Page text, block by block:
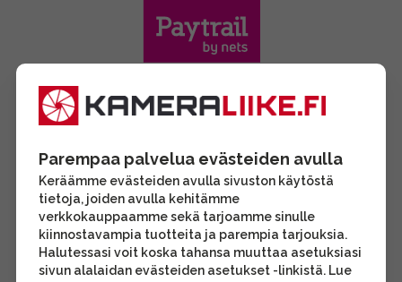
Parempaa palvelua evästeiden avulla
Keräämme evästeiden avulla sivuston käytöstä
tietoja, joiden avulla kehitämme
verkkokauppaamme sekä tarjoamme sinulle
kiinnostavampia tuotteita ja parempia tarjouksia.
Halutessasi voit koska tahansa muuttaa asetuksiasi
sivun alalaidan evästeiden asetukset -linkistä. Lue